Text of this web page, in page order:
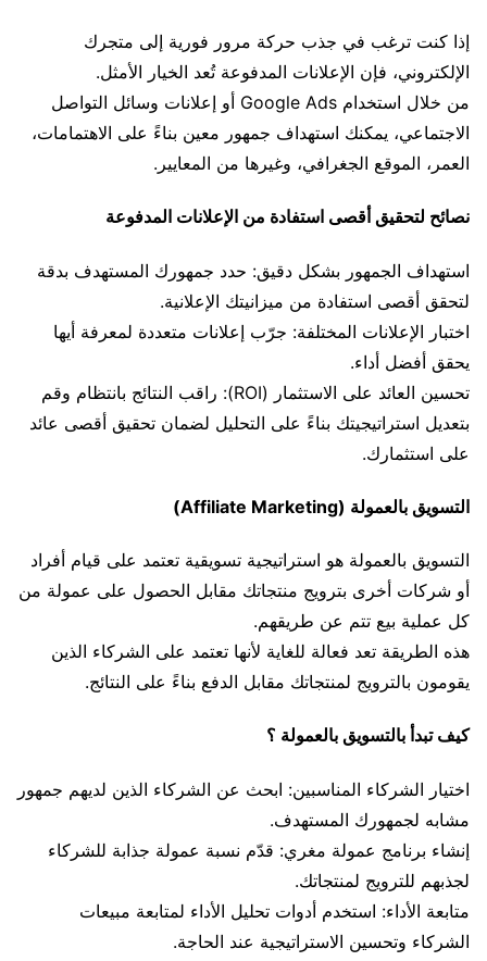
إذا كنت ترغب في جذب حركة مرور فورية إلى متجرك
الإلكتروني، فإن الإعلانات المدفوعة تُعد الخيار الأمثل.
من خلال استخدام Google Ads أو إعلانات وسائل التواصل
الاجتماعي، يمكنك استهداف جمهور معين بناءً على الاهتمامات،
العمر، الموقع الجغرافي، وغيرها من المعايير.
نصائح لتحقيق أقصى استفادة من الإعلانات المدفوعة
استهداف الجمهور بشكل دقيق: حدد جمهورك المستهدف بدقة
لتحقق أقصى استفادة من ميزانيتك الإعلانية.
اختبار الإعلانات المختلفة: جرّب إعلانات متعددة لمعرفة أيها
يحقق أفضل أداء.
تحسين العائد على الاستثمار (ROI): راقب النتائج بانتظام وقم
بتعديل استراتيجيتك بناءً على التحليل لضمان تحقيق أقصى عائد
على استثمارك.
التسويق بالعمولة (Affiliate Marketing)
التسويق بالعمولة هو استراتيجية تسويقية تعتمد على قيام أفراد
أو شركات أخرى بترويج منتجاتك مقابل الحصول على عمولة من
كل عملية بيع تتم عن طريقهم.
هذه الطريقة تعد فعالة للغاية لأنها تعتمد على الشركاء الذين
يقومون بالترويج لمنتجاتك مقابل الدفع بناءً على النتائج.
كيف تبدأ بالتسويق بالعمولة ؟
اختيار الشركاء المناسبين: ابحث عن الشركاء الذين لديهم جمهور
مشابه لجمهورك المستهدف.
إنشاء برنامج عمولة مغري: قدّم نسبة عمولة جذابة للشركاء
لجذبهم للترويج لمنتجاتك.
متابعة الأداء: استخدم أدوات تحليل الأداء لمتابعة مبيعات
الشركاء وتحسين الاستراتيجية عند الحاجة.